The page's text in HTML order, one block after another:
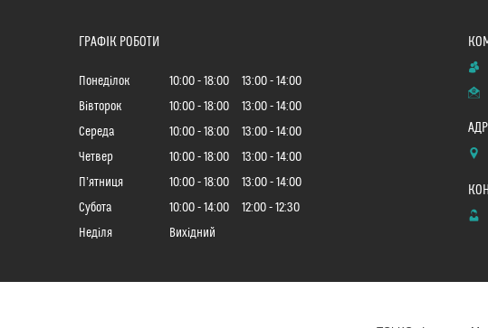
ГРАФІК РОБОТИ
Понеділок 10:00 18:00 13:00
14:00
Вівторок
10:00 18:00 13:00
14:00
Середа
10:00 18:00 13:00
14:00
Четвер
10:00 18:00 13:00
14:00
Пʼятниця
10:00 18:00 13:00
14:00
Субота
10:00 14:00 12:00
12:30
Неділя
Вихідний